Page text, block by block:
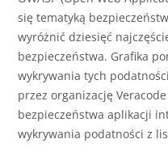
się tematyką
wyróżnić dziesięć
bezpieczeństwa. Grafika
wykrywania tych
przez organizację
bezpieczeństwa aplikacji
wykrywania podatności z